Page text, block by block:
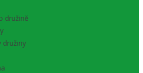
družině
družiny